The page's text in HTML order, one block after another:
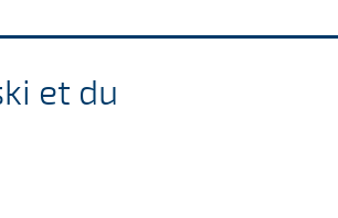
et du